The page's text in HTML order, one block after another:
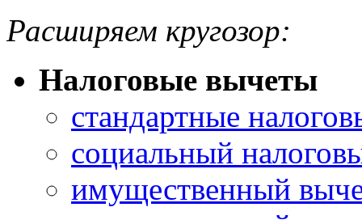
Расширяем кругозор:
Налоговые вычеты
стандартные
социальный
имущественный